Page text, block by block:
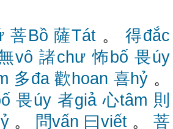
菩Bồ 薩Tát 。得đắc
vô 諸chư 怖bố 畏úy
多đa 歡hoan 喜hỷ 。
畏úy 者giả 心tâm 則
。 問vấn 曰viết。菩